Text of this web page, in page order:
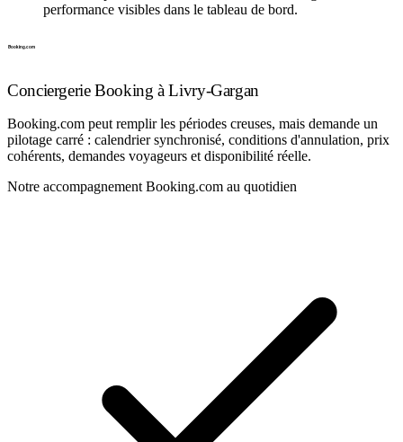
performance visibles dans le tableau de bord.
Conciergerie Booking à Livry-Gargan
Booking.com peut remplir les périodes creuses, mais demande un
pilotage carré : calendrier synchronisé, conditions d'annulation, prix
cohérents, demandes voyageurs et disponibilité réelle.
Notre accompagnement Booking.com au quotidien